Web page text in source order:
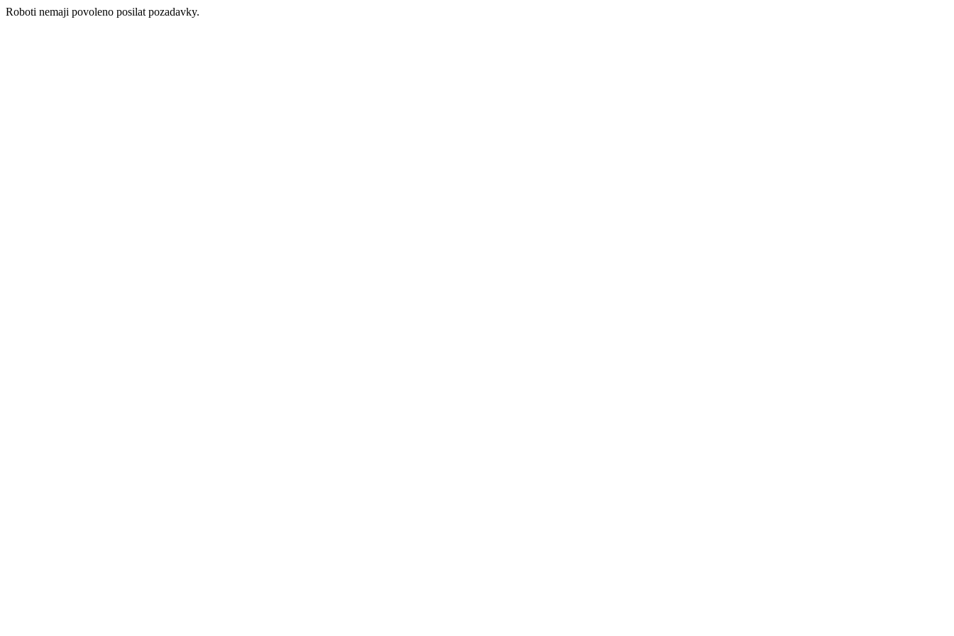
Roboti nemaji povoleno posilat pozadavky.